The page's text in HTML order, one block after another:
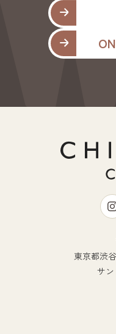
東京都渋
サン